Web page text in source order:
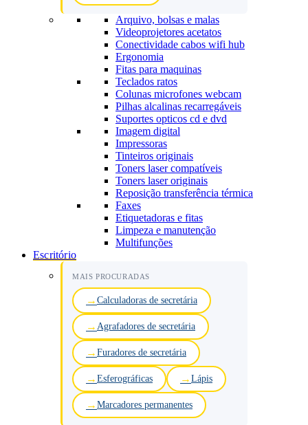
Arquivo, bolsas e malas
Videoprojetores acetatos
Conectividade cabos wifi hub
Ergonomia
Fitas para maquinas
Teclados ratos
Colunas microfones webcam
Pilhas alcalinas recarregáveis
Suportes opticos cd e dvd
Imagem digital
Impressoras
Tinteiros originais
Toners laser compatíveis
Toners laser originais
Reposição transferência térmica
Faxes
Etiquetadoras e fitas
Limpeza e manutenção
Multifunções
Escritório
MAIS PROCURADAS
Calculadoras de secretária
Agrafadores de secretária
Furadores de secretária
Esferográficas Lápis
Marcadores permanentes